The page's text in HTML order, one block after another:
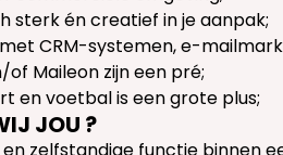
sterk én creatief in je aanpak;
CRM-systemen, e-
Maileon zijn een pré;
en voetbal is een grote plus;
JOU ?